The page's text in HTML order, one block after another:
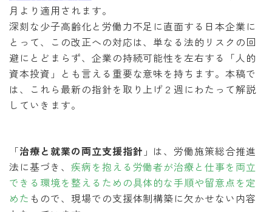
月より適用されます。
深刻な少子高齢化と労働力不足に直面する日本企業に
とって、この改正への対応は、単なる法的リスクの回
避にとどまらず、企業の持続可能性を左右する「人的
資本投資」とも言える重要な意味を持ちます。本稿で
は、これら最新の指針を取り上げ２週にわたって解説
していきます。
「治療と就業の両立支援指針 」は、労働施策総合推進
法に基づき、 疾病を抱える労働者が治療と仕事を両立
できる環境を整えるための具体的な手順や留意点を定
めた もので、現場での支援体制構築に欠かせない内容